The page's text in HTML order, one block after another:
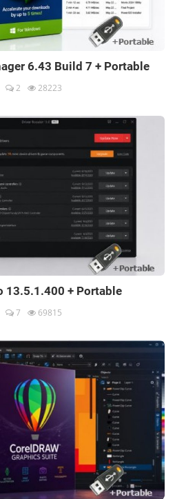
6.43 Build 7 + Portable
2 28223
13.5.1.400 + Portable
7 69815